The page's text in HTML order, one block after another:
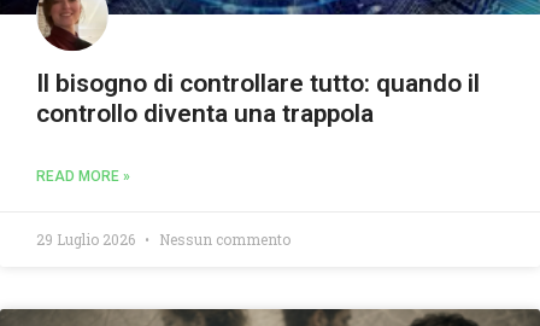
Il bisogno di controllare tutto: quando il
controllo diventa una trappola
READ MORE »
29 Luglio 2026 Nessun commento